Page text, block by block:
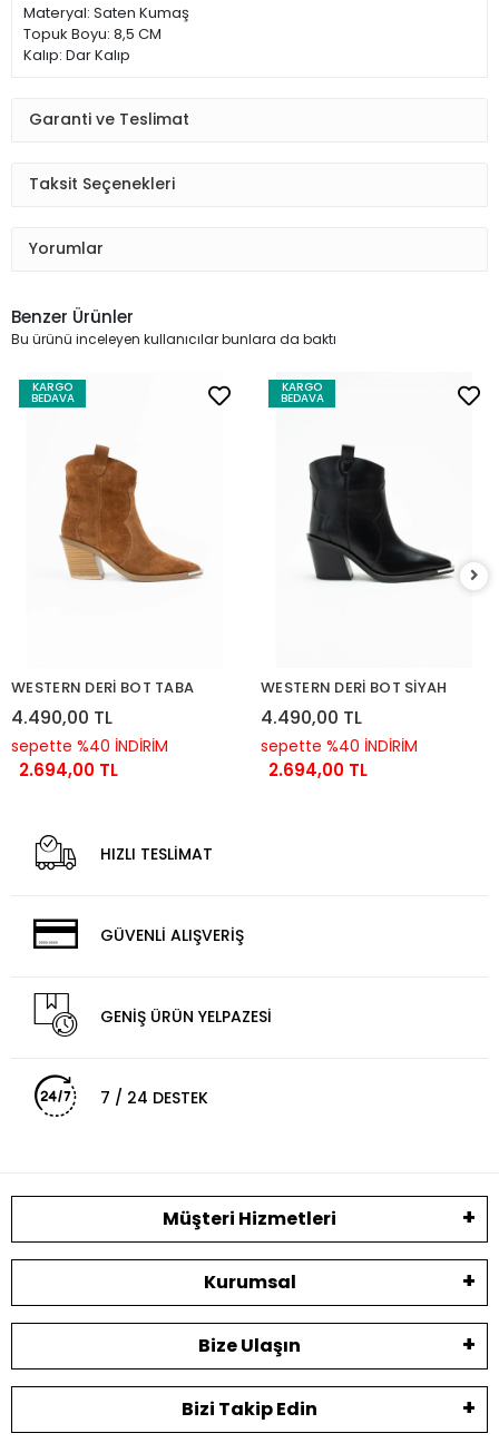
Materyal: Saten Kumaş
Topuk Boyu: 8,5 CM
Kalıp: Dar Kalıp
Garanti ve Teslimat
Taksit Seçenekleri
Yorumlar
Benzer Ürünler
Bu ürünü inceleyen kullanıcılar bunlara da baktı
KARGO
BEDAVA
WESTERN DERİ BOT TABA
4.490,00 TL
sepette %40 İNDİRİM
2.694,00 TL
KARGO
BEDAVA
WESTERN DERİ BOT SİYAH
4.490,00 TL
sepette %40 İNDİRİM
2.694,00 TL
HIZLI TESLİMAT
GÜVENLİ ALIŞVERİŞ
GENİŞ ÜRÜN YELPAZESİ
7 / 24 DESTEK
Müşteri Hizmetleri
Kurumsal
Bize Ulaşın
Bizi Takip Edin